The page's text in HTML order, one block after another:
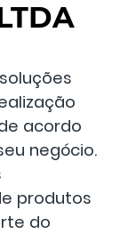
acordo
negócio.
produtos
do